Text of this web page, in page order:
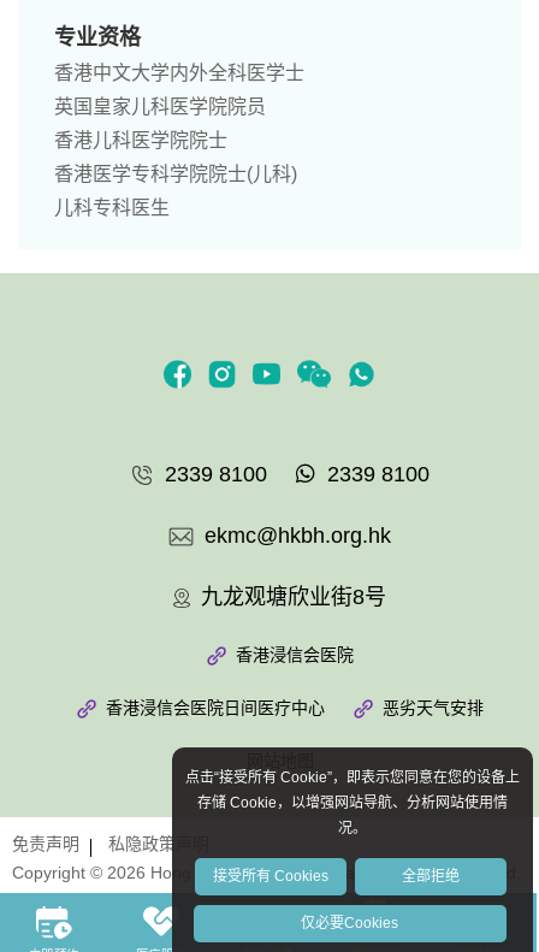
专业资格
香港中文大学内外全科医学士
英国皇家儿科医学院院员
香港儿科医学院院士
香港医学专科学院院士(儿科)
儿科专科医生
2339 8100 2339 8100
ekmc@hkbh.org.hk
九龙观塘欣业街8号
香港浸信会医院
香港浸信会医院日间医疗中心 恶劣天气安排
Copyright © 2026 Hong Kong Baptist Hospital. All Rights Reserved.
免责声明 私隐政策声明
点击“接受所有 Cookie”，即表示您同意在您的设备上
存储 Cookie，以增强网站导航、分析网站使用情
况。
接受所有 Cookies 全部拒绝
仅必要Cookies